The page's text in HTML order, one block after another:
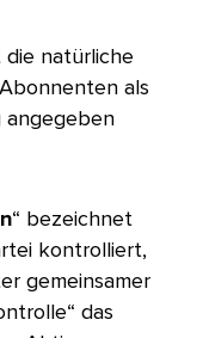
die natürliche
als
angegeben
“ bezeichnet
kontrolliert,
gemeinsamer
das